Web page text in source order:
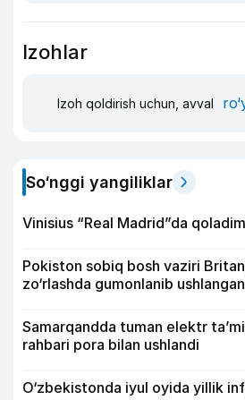
Izohlar
Izoh qoldirish uchun, avval
So‘nggi yangiliklar
Vinisius “Real Madrid”da
Pokiston sobiq bosh vaziri
zo‘rlashda gumonlanib
Samarqandda tuman elektr
rahbari pora bilan ushlandi
O‘zbekistonda iyul oyida yillik